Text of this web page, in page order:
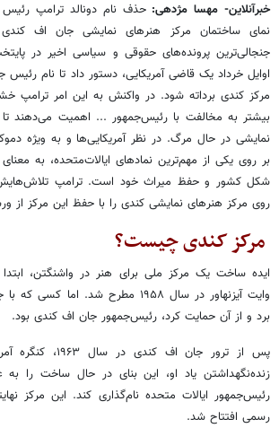
خبرآنلاین- مهسا مژدهی: حذف نام دونالد ترامپ رئیس
نمای ساختمان مرکز هنرهای نمایشی جان اف
جنجالی‌ترین پرونده‌های حقوقی و سیاسی اخیر در
اوایل خرداد یک قاضی آمریکایی، دستور داد تا نام رئیس
مرکز کندی برداته شود. در واکنش به این امر ترامپ
بیشتر به مخالفت با رئیس‌جمهور ... اهمیت می‌دهند
نمایشی در حال مرگ. در نظر آمریکایی‌ها و به ویژه
بر روی یکی از مهم‌ترین نمادهای ایالات‌متحده، به
شکل کشور و حفظ میراث خود است. ترامپ
روی مرکز هنرهای نمایشی کندی را با حفظ این مرکز از
مرکز کندی چیست؟
ایده ساخت یک مرکز ملی برای هنر در واشنگتن،
وایت آیزنهاور در سال ۱۹۵۸ مطرح شد.
برد و از آن حمایت کرد، رئیس‌جمهور جان اف کندی بود.
پس از ترور جان اف
زنده‌نگهداشتن یاد او، این بنای در حال ساخت را به
رسمی افتتاح شد.